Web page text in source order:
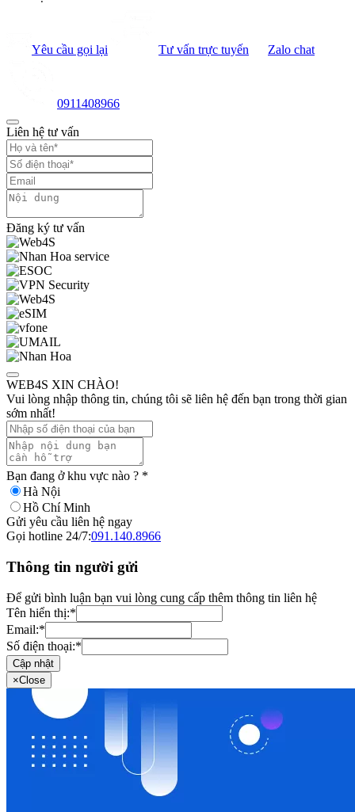
Yêu cầu gọi lại Tư vấn trực tuyến Zalo chat
0911408966
Liên hệ tư vấn
Đăng ký tư vấn
WEB4S XIN CHÀO!
Vui lòng nhập thông tin, chúng tôi sẽ liên hệ đến bạn trong thời gian
sớm nhất!
Bạn đang ở khu vực nào ? *
Hà Nội
Hồ Chí Minh
Gửi yêu cầu liên hệ ngay
Gọi hotline 24/7:091.140.8966
Thông tin người gửi
Để gửi bình luận bạn vui lòng cung cấp thêm thông tin liên hệ
Tên hiển thị:*
Email:*
Số điện thoại:*
Cập nhật
×Close